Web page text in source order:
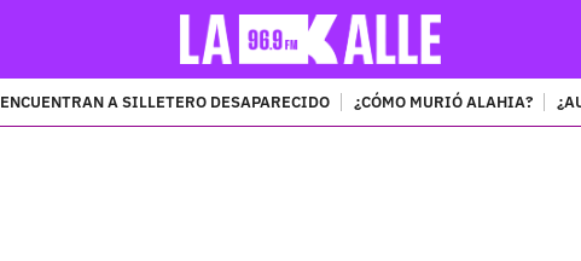
ENCUENTRAN A SILLETERO DESAPARECIDO ¿CÓMO MURIÓ ALAHIA?